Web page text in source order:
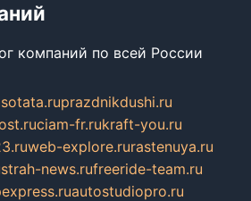
компаний по всей России
prazdnikdushi.ru
ciam-fr.rukraft-you.ru
web-explore.rurastenuya.ru
strah-news.rufreeride-team.ru
autostudiopro.ru